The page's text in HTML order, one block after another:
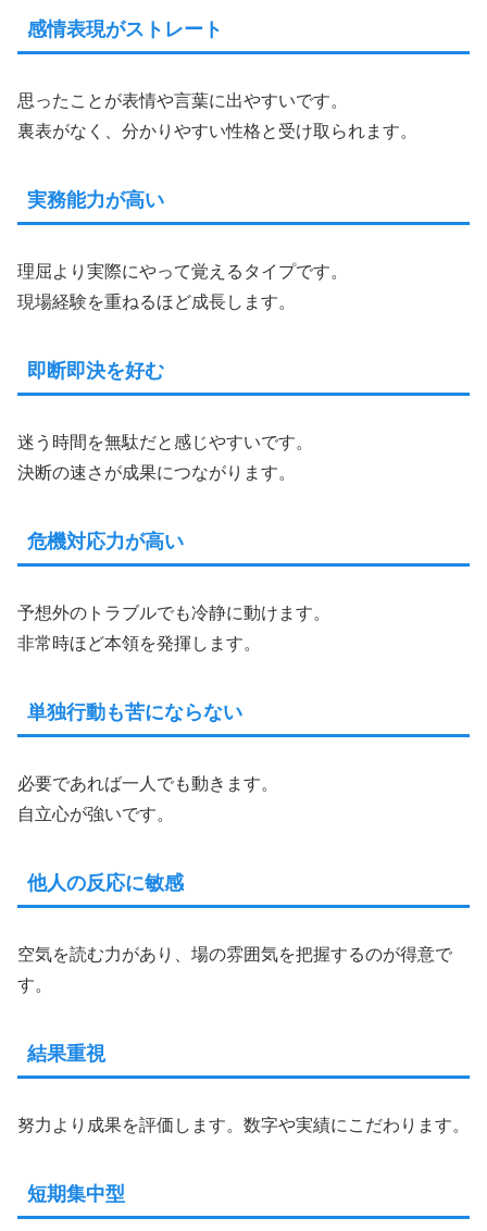
感情表現がストレート
思ったことが表情や言葉に出やすいです。
裏表がなく、分かりやすい性格と受け取られます。
実務能力が高い
理屈より実際にやって覚えるタイプです。
現場経験を重ねるほど成長します。
即断即決を好む
迷う時間を無駄だと感じやすいです。
決断の速さが成果につながります。
危機対応力が高い
予想外のトラブルでも冷静に動けます。
非常時ほど本領を発揮します。
単独行動も苦にならない
必要であれば一人でも動きます。
自立心が強いです。
他人の反応に敏感
空気を読む力があり、場の雰囲気を把握するのが得意で
す。
結果重視
努力より成果を評価します。数字や実績にこだわります。
短期集中型